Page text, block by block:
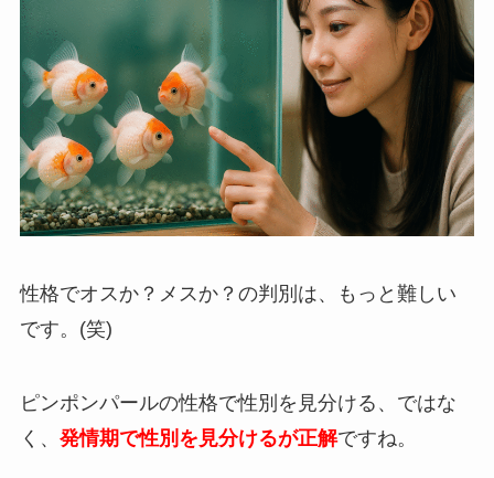
性格でオスか？メスか？の判別は、もっと難しい
です。(笑)
ピンポンパールの性格で性別を見分ける、ではな
く、 発情期で性別を見分けるが正解ですね。